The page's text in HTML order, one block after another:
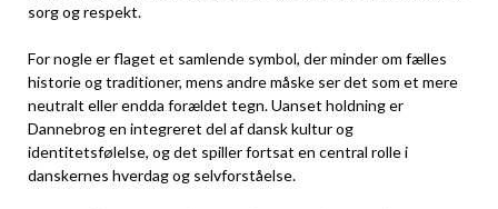
sorg og respekt.
For nogle er flaget et samlende symbol, der minder om fælles
historie og traditioner, mens andre måske ser det som et mere
neutralt eller endda forældet tegn. Uanset holdning er
Dannebrog en integreret del af dansk kultur og
identitetsfølelse, og det spiller fortsat en central rolle i
danskernes hverdag og selvforståelse.